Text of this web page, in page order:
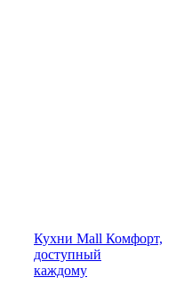
Кухни Mall Комфорт,
доступный
каждому